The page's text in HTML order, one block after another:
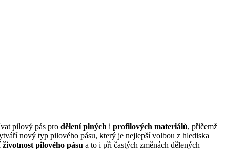
pilový pás pro dělení plných i profilových materiálů, přičemž
nový typ pilového pásu, který je nejlepší volbou z hlediska
životnost pilového pásu a to i při častých změnách dělených